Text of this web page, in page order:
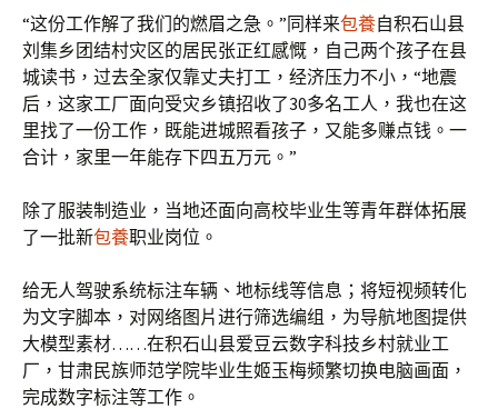
“这份工作解了我们的燃眉之急。”同样来包養自积石山县
刘集乡团结村灾区的居民张正红感慨，自己两个孩子在县
城读书，过去全家仅靠丈夫打工，经济压力不小，“地震
后，这家工厂面向受灾乡镇招收了30多名工人，我也在这
里找了一份工作，既能进城照看孩子，又能多赚点钱。一
合计，家里一年能存下四五万元。”
除了服装制造业，当地还面向高校毕业生等青年群体拓展
了一批新包養职业岗位。
给无人驾驶系统标注车辆、地标线等信息；将短视频转化
为文字脚本，对网络图片进行筛选编组，为导航地图提供
大模型素材……在积石山县爱豆云数字科技乡村就业工
厂，甘肃民族师范学院毕业生姬玉梅频繁切换电脑画面，
完成数字标注等工作。